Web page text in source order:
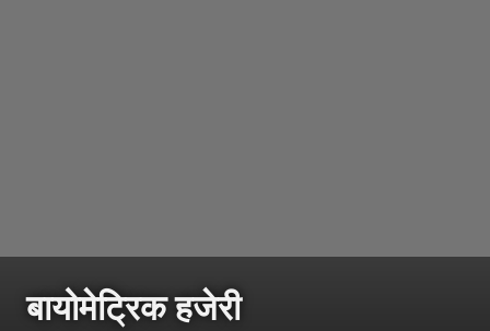
बायोमेट्रिक हजेरी